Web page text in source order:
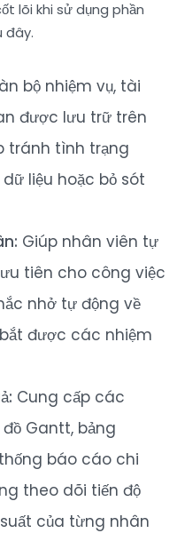
lõi khi sử dụng phần
đây.
bộ nhiệm vụ, tài
được lưu trữ trên
tránh tình trạng
liệu hoặc bỏ sót
Giúp nhân viên tự
tiên cho công việc
nhở tự động về
được các nhiệm
Cung cấp các
Gantt, bảng
báo cáo chi
theo dõi tiến độ
của từng nhân